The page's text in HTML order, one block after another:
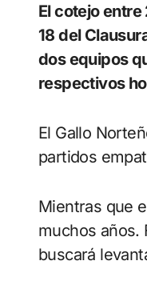
El cotejo entre 2 de Mayo de Pedro Juan Caballero y Libertad, en continuidad de la fecha
18 del
dos equipos
respectivos
El Gallo
partidos
Mientras que
muchos años.
buscará